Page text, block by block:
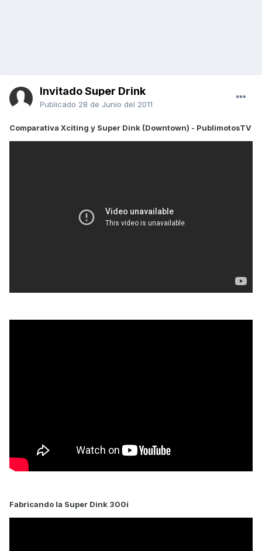
Invitado Super Drink
Publicado 28 de Junio del 2011
Comparativa Xciting y Super Dink (Downtown) - PublimotosTV
Fabricando la Super Dink 300i